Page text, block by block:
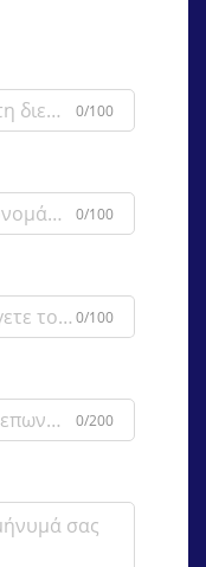
0/100
0/100
0/100
0/200